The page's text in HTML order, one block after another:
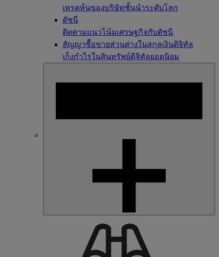
เทรดหุ้นของบริษัทชั้นนำระดับโลก
ดัชนี
ติดตามแนวโน้มเศรษฐกิจกับดัชนี
สัญญาซื้อขายส่วนต่างในสกุลเงินดิจิทัล
เก็งกำไรในสินทรัพย์ดิจิทัลยอดนิยม